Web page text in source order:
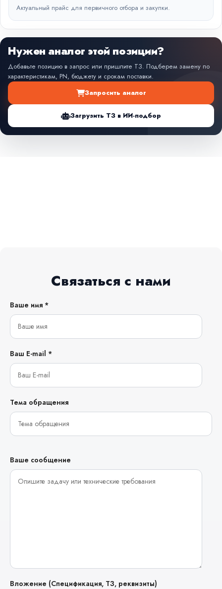
Актуальный прайс для первичного отбора и закупки.
Нужен аналог этой позиции?
Добавьте позицию в запрос или пришлите ТЗ. Подберем замену по
характеристикам, PN, бюджету и срокам поставки.
Запросить аналог
Загрузить ТЗ в ИИ-подбор
Связаться с нами
Ваше имя *
Ваш E-mail *
Тема обращения
Ваше сообщение
Вложение (Спецификация, ТЗ, реквизиты)